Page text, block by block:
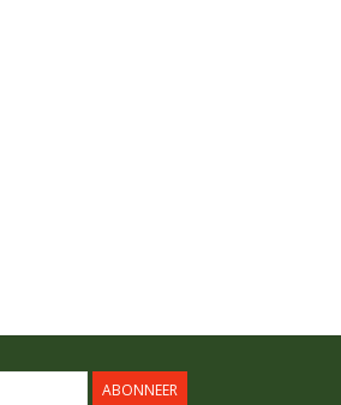
ABONNEER